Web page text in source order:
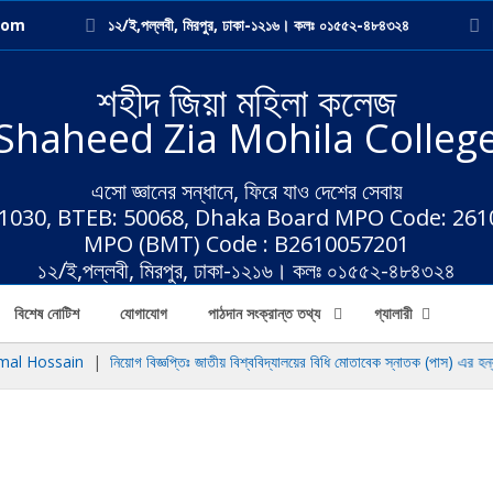
১২/ই,পল্লবী, মিরপুর, ঢাকা-১২১৬। কলঃ ০১৫৫২-৪৮৪৩২৪
শহীদ জিয়া মহিলা কলেজ
Zia Mohila
এসো জ্ঞানের সন্ধানে, ফিরে যাও দেশের সেবায়
BTEB: 50068, Dhaka Board MPO Code:
MPO (BMT) Code : B2610057201
১২/ই,পল্লবী, মিরপুর, ঢাকা-১২১৬। কলঃ ০১৫৫২-৪৮৪৩২৪
বিশেষ নোটিশ যোগাযোগ পাঠদান সংক্রান্ত তথ্য গ্যালারী
Hossain| নিয়োগ বিজ্ঞপ্তিঃ জাতীয় বিশ্ববিদ্যালয়ের বিধি মোতাবেক স্নাতক (পাস) এর